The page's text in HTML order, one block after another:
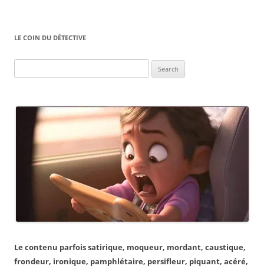
LE COIN DU DÉTECTIVE
for:
Le contenu parfois satirique, moqueur, mordant, caustique,
frondeur, ironique, pamphlétaire, persifleur, piquant, acéré,